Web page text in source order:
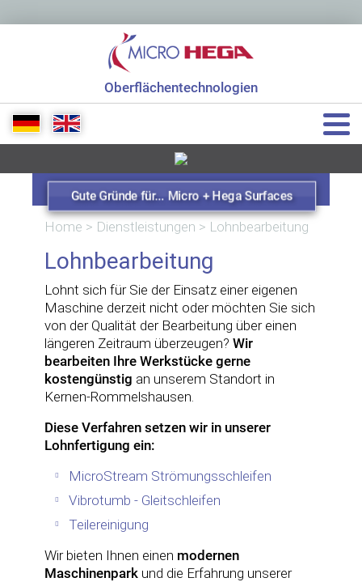
Oberflächentechnologien
+49 7151 48771 0
info[at]micro-hega.de
Gute Gründe für... Micro + Hega Surfaces
Home > Dienstleistungen > Lohnbearbeitung
Lohnbearbeitung
Lohnt sich für Sie der Einsatz einer eigenen
Maschine derzeit nicht oder möchten Sie sich
von der Qualität der Bearbeitung über einen
längeren Zeitraum überzeugen? Wir
bearbeiten Ihre Werkstücke gerne
kostengünstig an unserem Standort in
Kernen-Rommelshausen.
Diese Verfahren setzen wir in unserer
Lohnfertigung ein:
MicroStream Strömungsschleifen
Vibrotumb - Gleitschleifen
Teilereinigung
Wir bieten Ihnen einen modernen
Maschinenpark und die Erfahrung unserer